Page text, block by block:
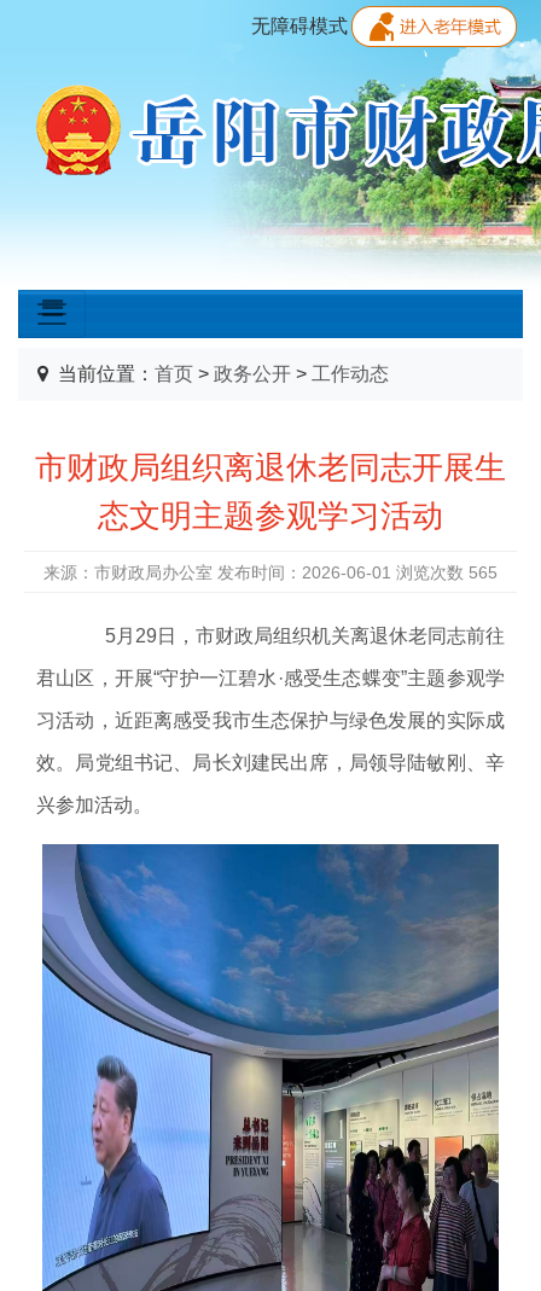
无障碍模式
当前位置： 首页 > 政务公开 > 工作动态
市财政局组织离退休老同志开展生
态文明主题参观学习活动
来源：市财政局办公室 发布时间：2026-06-01 浏览次数 565
5月29日，市财政局组织机关离退休老同志前往
君山区，开展“守护一江碧水·感受生态蝶变”主题参观学
习活动，近距离感受我市生态保护与绿色发展的实际成
效。局党组书记、局长刘建民出席，局领导陆敏刚、辛
兴参加活动。